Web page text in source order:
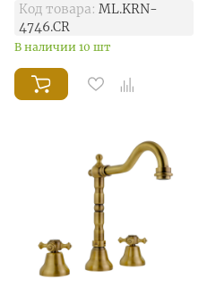
Код товара: ML.KRN-
4746.CR
В наличии 10 шт